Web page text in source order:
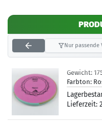
Nur passende
Gewicht:
Farbton:
Lieferzeit: